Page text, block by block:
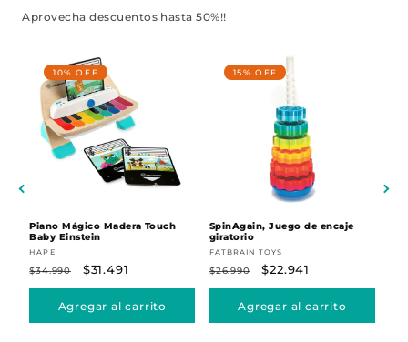
Aprovecha descuentos hasta 50%!!
Piano Mágico Madera Touch
Baby Einstein
Proveedor:
HAPE
Precio
habitual
$34.990
Precio
de
oferta
$31.491
Agregar al carrito
SpinAgain, Juego de encaje
giratorio
Proveedor:
FATBRAIN TOYS
Precio
habitual
$26.990
Precio
de
oferta
$22.941
Agregar al carrito